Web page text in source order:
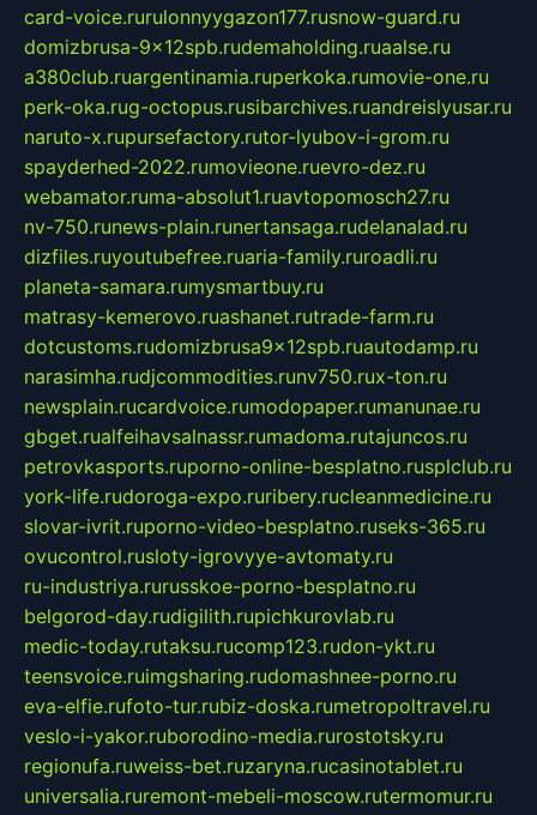
card-voice.rurulonnyygazon177.rusnow-guard.ru
domizbrusa-9x12spb.rudemaholding.ruaalse.ru
a380club.ruargentinamia.ruperkoka.rumovie-one.ru
perk-oka.rug-octopus.rusibarchives.ruandreislyusar.ru
naruto-x.rupursefactory.rutor-lyubov-i-grom.ru
spayderhed-2022.rumovieone.ruevro-dez.ru
webamator.ruma-absolut1.ruavtopomosch27.ru
nv-750.runews-plain.runertansaga.rudelanalad.ru
dizfiles.ruyoutubefree.ruaria-family.ruroadli.ru
planeta-samara.rumysmartbuy.ru
matrasy-kemerovo.ruashanet.rutrade-farm.ru
dotcustoms.rudomizbrusa9x12spb.ruautodamp.ru
narasimha.rudjcommodities.runv750.rux-ton.ru
newsplain.rucardvoice.rumodopaper.rumanunae.ru
gbget.rualfeihavsalnassr.rumadoma.rutajuncos.ru
petrovkasports.ruporno-online-besplatno.rusplclub.ru
york-life.rudoroga-expo.ruribery.rucleanmedicine.ru
slovar-ivrit.ruporno-video-besplatno.ruseks-365.ru
ovucontrol.rusloty-igrovyye-avtomaty.ru
ru-industriya.rurusskoe-porno-besplatno.ru
belgorod-day.rudigilith.rupichkurovlab.ru
medic-today.rutaksu.rucomp123.rudon-ykt.ru
teensvoice.ruimgsharing.rudomashnee-porno.ru
eva-elfie.rufoto-tur.rubiz-doska.rumetropoltravel.ru
veslo-i-yakor.ruborodino-media.rurostotsky.ru
regionufa.ruweiss-bet.ruzaryna.rucasinotablet.ru
universalia.ruremont-mebeli-moscow.rutermomur.ru